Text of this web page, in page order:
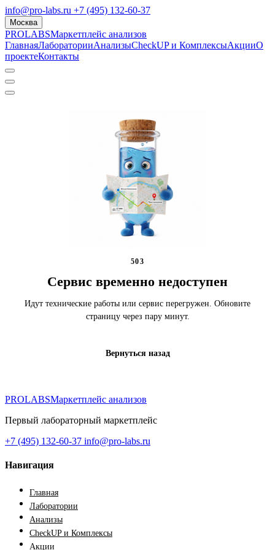
info@pro-labs.ru +7 (495) 132-60-37
Москва
PROLABSМаркетплейс анализов
ГлавнаяЛабораторииАнализыCheckUP и КомплексыАкцииО
проектеКонтакты
503
Сервис временно недоступен
Идут технические работы или сервис перегружен. Обновите
страницу через пару минут.
Вернуться назад
PROLABSМаркетплейс анализов
Первый лабораторный маркетплейс
+7 (495) 132-60-37 info@pro-labs.ru
Навигация
Главная
Лаборатории
Анализы
CheckUP и Комплексы
Акции